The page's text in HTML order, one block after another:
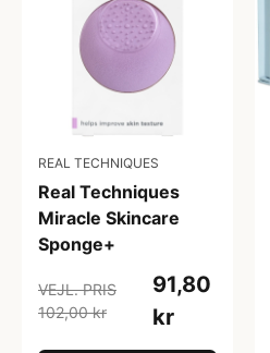
REAL TECHNIQUES
Real Techniques
Miracle Skincare
Sponge+
VEJL. PRIS
102,00 kr
91,80
kr